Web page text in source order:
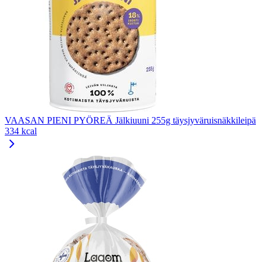
VAASAN PIENI PYÖREÄ Jälkiuuni 255g täysjyväruisnäkkileipä
334 kcal